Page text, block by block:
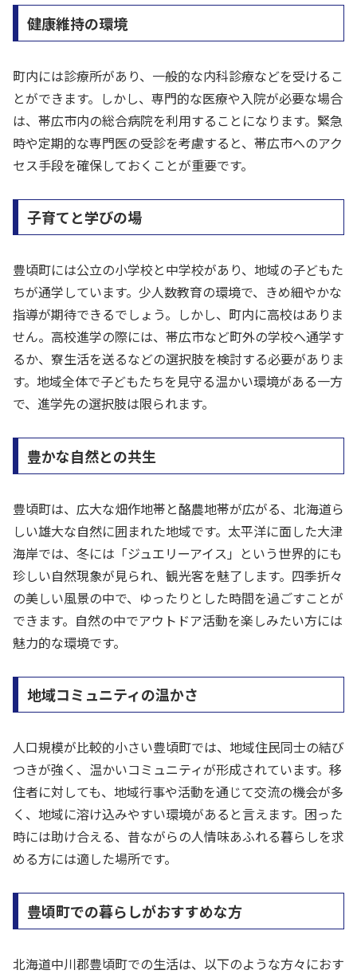
健康維持の環境
町内には診療所があり、一般的な内科診療などを受けるこ
とができます。しかし、専門的な医療や入院が必要な場合
は、帯広市内の総合病院を利用することになります。緊急
時や定期的な専門医の受診を考慮すると、帯広市へのアク
セス手段を確保しておくことが重要です。
子育てと学びの場
豊頃町には公立の小学校と中学校があり、地域の子どもた
ちが通学しています。少人数教育の環境で、きめ細やかな
指導が期待できるでしょう。しかし、町内に高校はありま
せん。高校進学の際には、帯広市など町外の学校へ通学す
るか、寮生活を送るなどの選択肢を検討する必要がありま
す。地域全体で子どもたちを見守る温かい環境がある一方
で、進学先の選択肢は限られます。
豊かな自然との共生
豊頃町は、広大な畑作地帯と酪農地帯が広がる、北海道ら
しい雄大な自然に囲まれた地域です。太平洋に面した大津
海岸では、冬には「ジュエリーアイス」という世界的にも
珍しい自然現象が見られ、観光客を魅了します。四季折々
の美しい風景の中で、ゆったりとした時間を過ごすことが
できます。自然の中でアウトドア活動を楽しみたい方には
魅力的な環境です。
地域コミュニティの温かさ
人口規模が比較的小さい豊頃町では、地域住民同士の結び
つきが強く、温かいコミュニティが形成されています。移
住者に対しても、地域行事や活動を通じて交流の機会が多
く、地域に溶け込みやすい環境があると言えます。困った
時には助け合える、昔ながらの人情味あふれる暮らしを求
める方には適した場所です。
豊頃町での暮らしがおすすめな方
北海道中川郡豊頃町での生活は、以下のような方々におす